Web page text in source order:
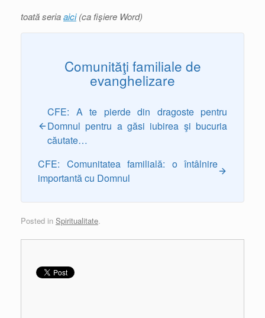
toată seriaaici(ca fişiere Word)
Comunităţi familiale de
evanghelizare
CFE: A te pierde din dragoste pentru
Domnul pentru a găsi iubirea şi bucuria
căutate…
CFE: Comunitatea familială: o întâlnire
importantă cu Domnul
Posted in Spiritualitate.